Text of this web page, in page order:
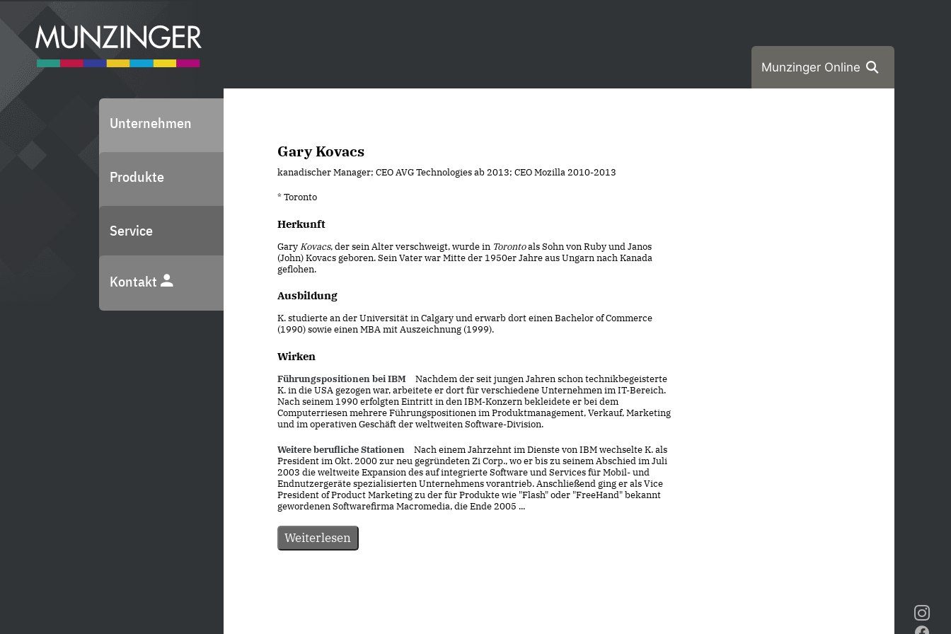
Munzinger Online
Unternehmen
Produkte
Service
Kontakt
Gary Kovacs
kanadischer Manager; CEO AVG Technologies ab 2013; CEO Mozilla 2010-2013
* Toronto
Herkunft
GaryKovacs, der sein Alter verschweigt, wurde in Torontoals Sohn von Ruby und Janos
(John) Kovacs geboren. Sein Vater war Mitte der 1950er Jahre aus Ungarn nach Kanada
geflohen.
Ausbildung
K. studierte an der Universität in Calgary und erwarb dort einen Bachelor of Commerce
(1990) sowie einen MBA mit Auszeichnung (1999).
Wirken
Führungspositionen bei IBM
Nachdem der seit jungen Jahren schon technikbegeisterte
K. in die USA gezogen war, arbeitete er dort für verschiedene Unternehmen im IT-Bereich.
Nach seinem 1990 erfolgten Eintritt in den IBM-Konzern bekleidete er bei dem
Computerriesen mehrere Führungspositionen im Produktmanagement, Verkauf, Marketing
und im operativen Geschäft der weltweiten Software-Division.
Weitere berufliche Stationen
Nach einem Jahrzehnt im Dienste von IBM wechselte K. als
President im Okt. 2000 zur neu gegründeten Zi Corp., wo er bis zu seinem Abschied im Juli
2003 die weltweite Expansion des auf integrierte Software und Services für Mobil- und
Endnutzergeräte spezialisierten Unternehmens vorantrieb. Anschließend ging er als Vice
President of Product Marketing zu der für Produkte wie "Flash" oder "FreeHand" bekannt
gewordenen Softwarefirma Macromedia, die Ende 2005 ...
Weiterlesen